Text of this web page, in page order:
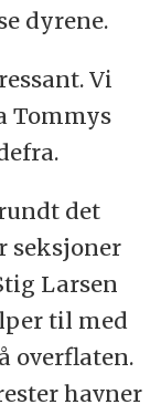
dyrene.
Vi
Tommys
det
seksjoner
Larsen
til med
overflaten.
havner